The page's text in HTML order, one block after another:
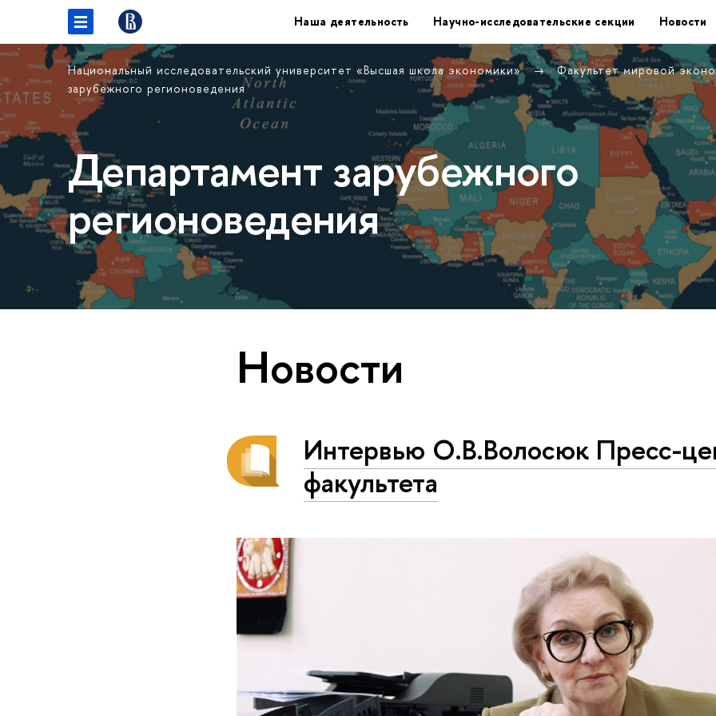
Наша деятельность Научно-исследовательские секции Новости
Национальный исследовательский университет «Высшая школа экономики»
Факультет мировой
зарубежного регионоведения
Департамент зарубежного
регионоведения
Новости
Интервью О.В.Волосюк Пресс-
факультета